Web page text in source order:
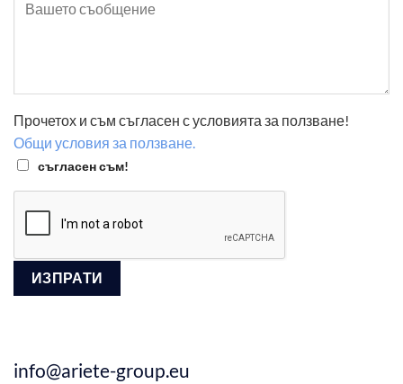
Прочетох и съм съгласен с условията за ползване!
Общи условия за ползване.
съгласен съм!
info@ariete-group.eu